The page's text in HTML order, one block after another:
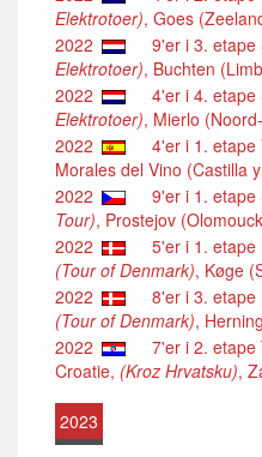
Elektrotoer), Goes
2022
9'er i 3. etape
Elektrotoer), Buchten
2022
4'er i 4. etape
Elektrotoer), Mierlo
2022
4'er i 1. etape
Morales del Vino (Castilla
2022
9'er i 1. etape
Tour), Prostejov
2022
5'er i 1. etape
(Tour of Denmark), Køge
2022
8'er i 3. etape
(Tour of Denmark),
2022
7'er i 2. etape
Croatie, (Kroz Hrvatsku),
2023